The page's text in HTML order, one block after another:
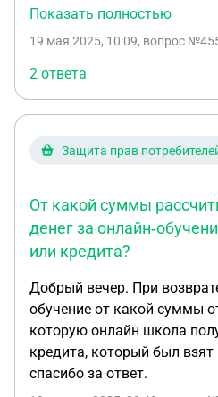
государственной
недоволен содержанием
несколько тем. Могу ли я
если, в следствие
во не перечисляло
безвозмездной основе. Не
Показать полностью
19 мая 2025, 10:09, вопрос
2 ответа
Защита прав
От какой суммы
денег за
или кредита?
Добрый вечер. При
обучение от какой суммы
которую онлайн школа
кредита, который был взят
спасибо за ответ.